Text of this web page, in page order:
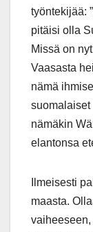
työntekijää:
pitäisi olla
Missä on
Vaasasta
nämä
nämäkin
elantonsa
Ilmeisesti
maasta.